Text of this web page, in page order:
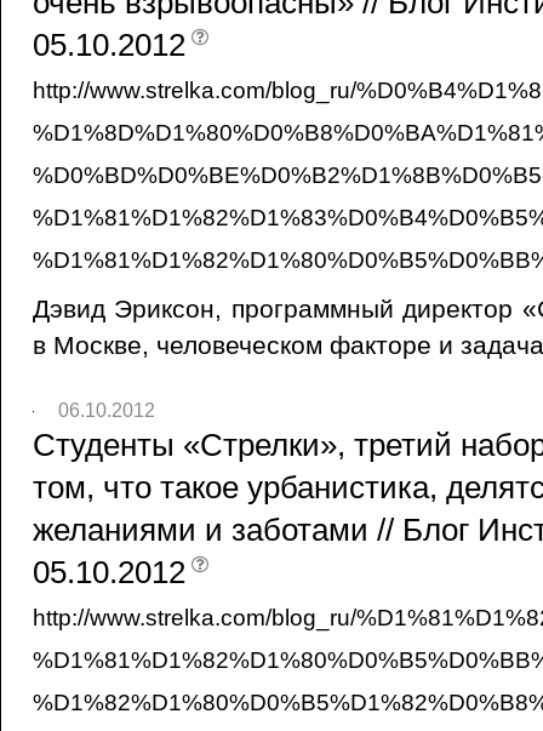
05.10.2012
http://www.strelka.com/blog_ru/
Дэвид Эриксон, программный директор
в Москве, человеческом факторе и
06.10.2012
Студенты «Стрелки», третий
том, что такое урбанистика,
желаниями и заботами // Блог
05.10.2012
http://www.strelka.com/blog_ru/